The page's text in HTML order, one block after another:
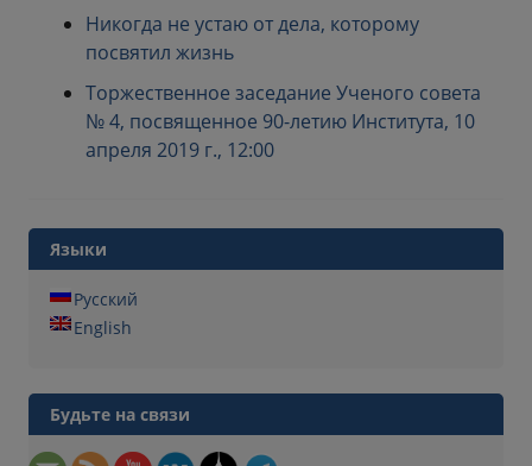
Никогда не устаю от дела, которому
посвятил жизнь
Торжественное заседание Ученого совета
№ 4, посвященное 90-летию Института, 10
апреля 2019 г., 12:00
Языки
Русский
English
Будьте на связи